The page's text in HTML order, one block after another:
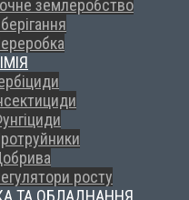
землеробство
росту
ТА ОБЛАДНАННЯ